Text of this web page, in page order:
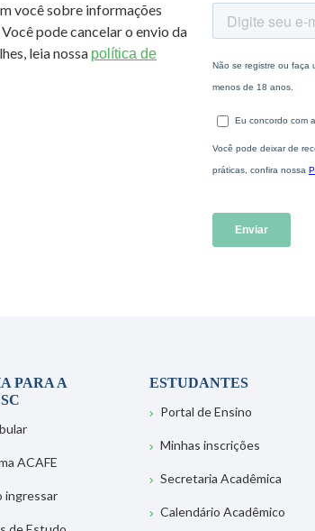
você sobre informações
pode cancelar o envio da
leia nossa política de
PARA A
ACAFE
ingressar
ESTUDANTES
Portal de Ensino
Minhas inscrições
Secretaria Acadêmica
Calendário Acadêmico